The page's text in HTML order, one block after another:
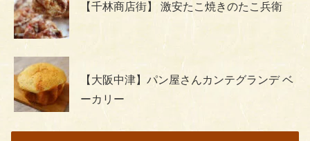
【千林商店街】 激安たこ焼きのたこ兵衛
【大阪中津】パン屋さんカンテグランデ ベ
ーカリー